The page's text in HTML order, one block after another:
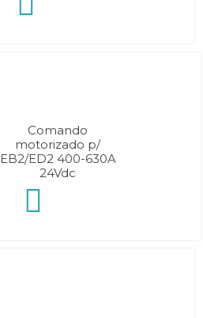
Comando
motorizado p/
EB2/ED2 400-630A
24Vdc